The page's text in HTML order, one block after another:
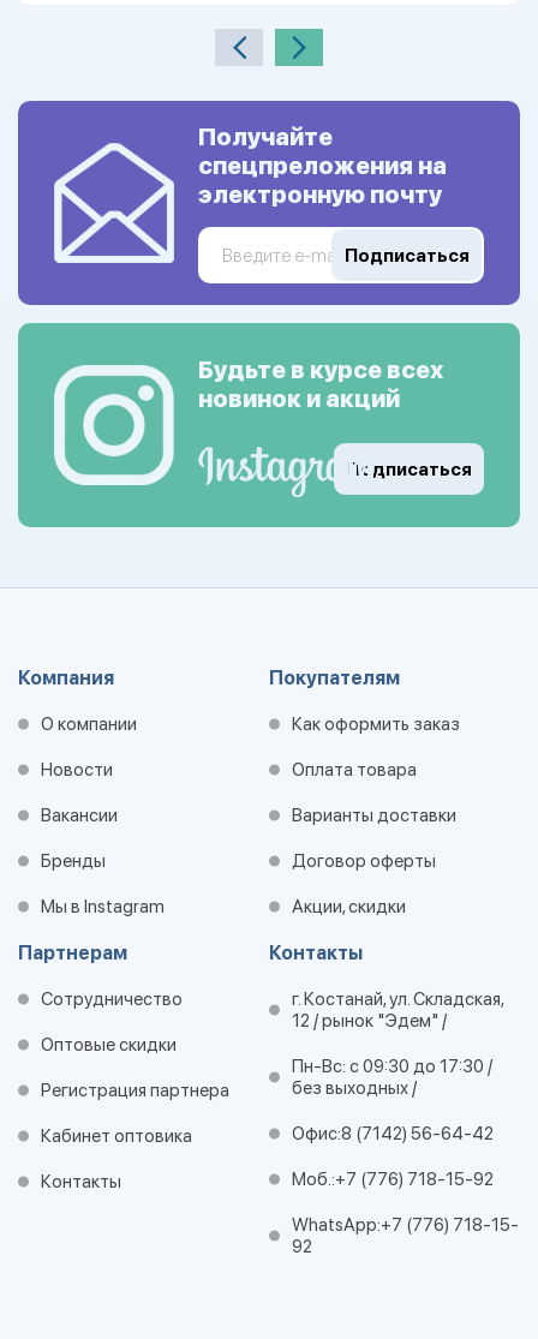
Получайте
спецпреложения на
электронную почту
Подписаться
Будьте в курсе всех
новинок и акций
Подписаться
Компания
О компании
Новости
Вакансии
Бренды
Мы в Instagram
Покупателям
Как оформить заказ
Оплата товара
Варианты доставки
Договор оферты
Акции, скидки
Партнерам
Сотрудничество
Оптовые скидки
Регистрация партнера
Кабинет оптовика
Контакты
Контакты
г. Костанай, ул. Складская,
12 / рынок "Эдем" /
Пн-Вс: с 09:30 до 17:30 /
без выходных /
Офис:8 (7142) 56-64-42
Моб.:+7 (776) 718-15-92
WhatsApp:+7 (776) 718-15-
92